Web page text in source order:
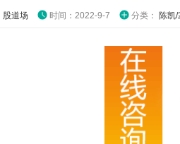
股道场 时间：2022-9-7 分类： 陈凯/